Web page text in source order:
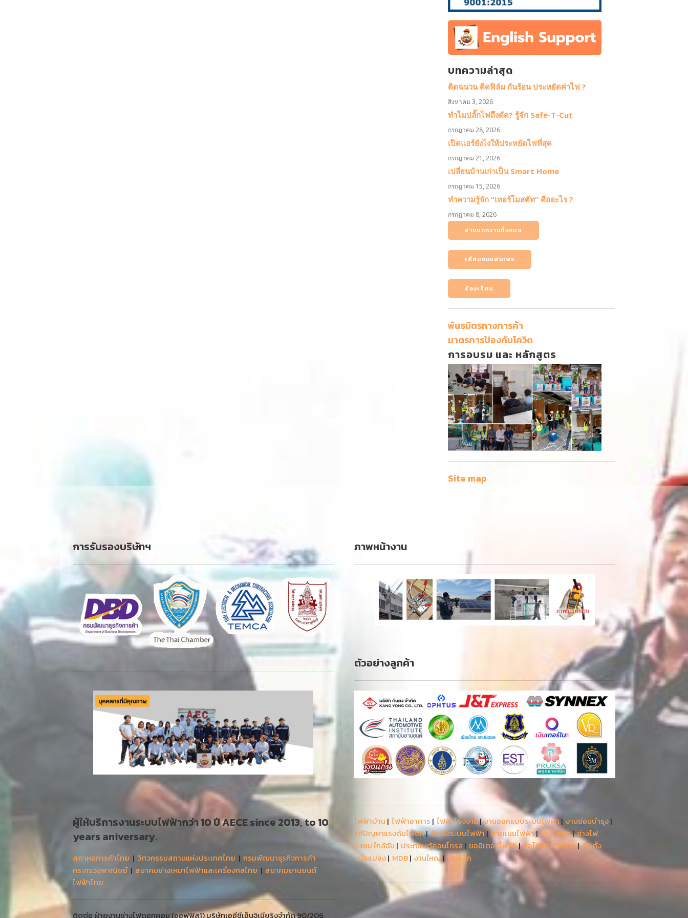
บทความล่าสุด
ติดฉนวน ติดฟิล์ม กันร้อน ประหยัดค่าไฟ ?
สิงหาคม 3, 2026
ทำไมปลั๊กไฟถึงตัด? รู้จัก Safe-T-Cut
กรกฎาคม 28, 2026
เปิดแอร์ยังไงให้ประหยัดไฟที่สุด
กรกฎาคม 21, 2026
เปลี่ยนบ้านเก่าเป็น Smart Home
กรกฎาคม 15, 2026
ทำความรู้จัก “เทอร์โมสตัท” คืออะไร ?
กรกฎาคม 8, 2026
อ่านบทความทั้งหมด
เยี่ยมชมแฟนเพจ
ร้องเรียน
พันธมิตรทางการค้า
มาตรการป้องกันโควิด
การอบรม และ หลักสูตร
Site map
การรับรองบริษัทฯ
ผู้ให้บริการงานระบบไฟฟ้ากว่า 10 ปี AECE since 2013, to 10
years aniversary.
สภาหอการค้าไทย | วิศวกรรมสถานแห่งประเทศไทย | กรมพัฒนาธุรกิจการค้า
กระทรวงพาณิชย์| สมาคมช่างเหมาไฟฟ้าและเครื่องกลไทย | สมาคมยานยนต์
ไฟฟ้าไทย
ติดต่อ ฝ่ายงานช่างไฟดอทคอม (ออฟฟิส1) บริษัทเออีซีเอ็นจิเนียริงจำกัด 90/206
ภาพหน้างาน
ตัวอย่างลูกค้า
ไฟฟ้าบ้าน | ไฟฟ้าอาคาร | ไฟฟ้าโรงงาน|งานออกแบบระบบไฟฟ้า| งานซ่อมบำรุง|
แก้ปัญหาแรงดันไฟตก|ติดตั้งระบบไฟฟ้า|สายเมนไฟฟ้า| ช่างไฟฟ้า|ช่างไฟ
24ชม ใกล้ฉัน | ประกอบตู้คอนโทรล | ขอมิเตอร์ไฟฟ้า|ขอไฟฟ้าชั่วคราว|ติดตั้ง
หม้อแปลง| MDB| งานใหญ่| งานเล็ก